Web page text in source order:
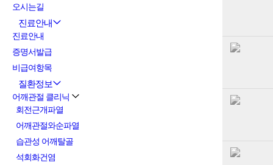
오시는길
진료안내
진료안내
증명서발급
비급여항목
질환정보
어깨관절 클리닉
회전근개파열
어깨관절와순파열
습관성 어깨탈골
석회화건염